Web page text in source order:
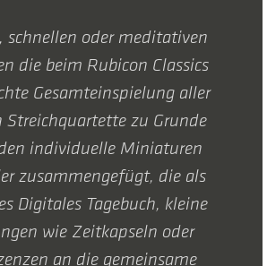
schnellen oder meditativen
die beim Rubicon Classics
Gesamteinspielung aller
Streichquartette zu Grunde
individuelle Miniaturen
zusammengefügt, die als
Digitales Tagebuch, kleine
wie Zeitkapseln oder
an die gemeinsame